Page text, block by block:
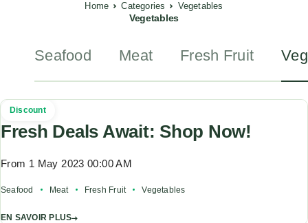
Home Categories Vegetables
Vegetables
Seafood Meat Fresh Fruit
Discount
Fresh Deals Await: Shop Now!
From 1 May 2023 00:00 AM
Seafood Meat Fresh Fruit Vegetables
EN SAVOIR PLUS